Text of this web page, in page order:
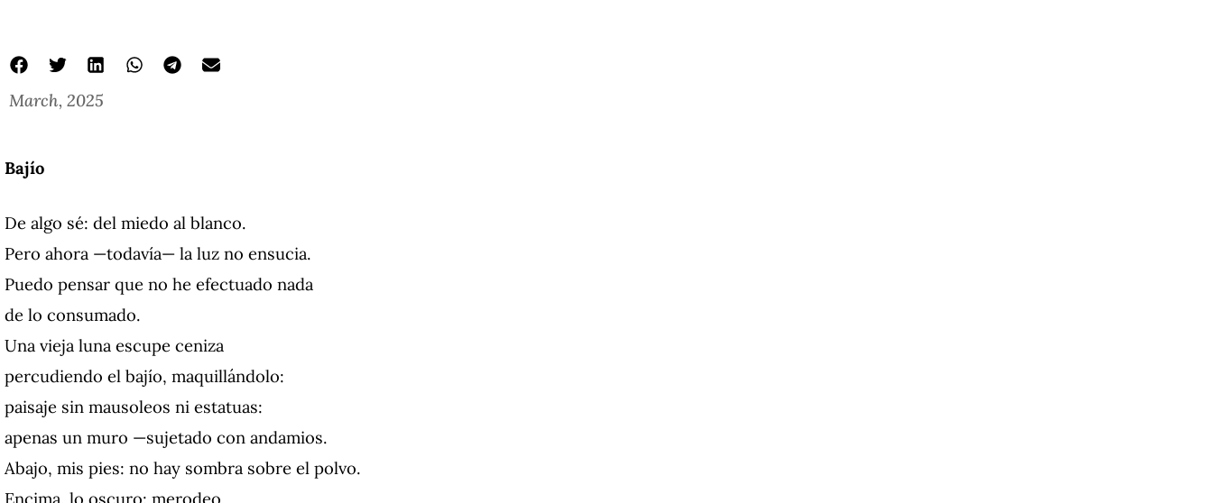
March, 2025
Bajío
De algo sé: del miedo al blanco.
Pero ahora —todavía— la luz no ensucia.
Puedo pensar que no he efectuado nada
de lo consumado.
Una vieja luna escupe ceniza
percudiendo el bajío, maquillándolo:
paisaje sin mausoleos ni estatuas:
apenas un muro —sujetado con andamios.
Abajo, mis pies: no hay sombra sobre el polvo.
Encima, lo oscuro: merodeo